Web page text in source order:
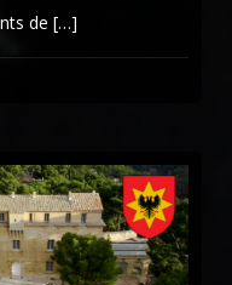
de […]